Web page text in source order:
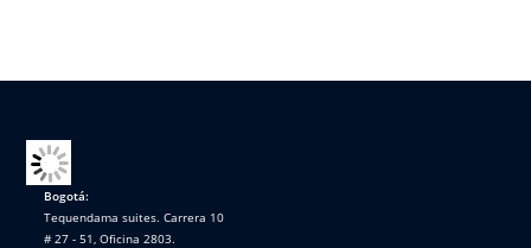
Bogotá:
Tequendama suites. Carrera 10
# 27 - 51, Oficina 2803.